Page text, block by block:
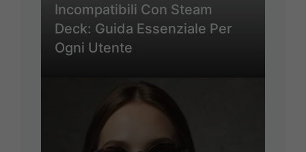
Incompatibili Con Steam
Deck: Guida Essenziale Per
Ogni Utente